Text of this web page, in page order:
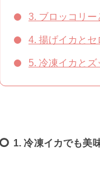
3. ブロッコリー
4. 揚げイカと
5. 冷凍イカと
1. 冷凍イカでも美